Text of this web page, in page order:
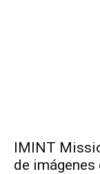
IMINT
de